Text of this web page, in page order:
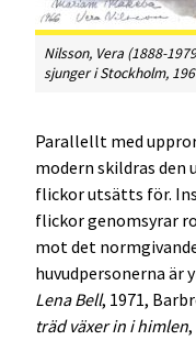
Nilsson, Vera (1888-
sjunger i Stockholm,
Parallellt med
modern skildras
flickor utsätts för.
flickor genomsyrar
mot det
huvudpersonerna är
Lena Bell, 1971,
träd växer in i himlen